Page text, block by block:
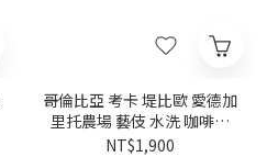
哥倫比亞 考卡 堤比歐 愛德加
里托農場 藝伎 水洗 咖啡豆
(半磅)｜黃金烘焙
NT$1,900